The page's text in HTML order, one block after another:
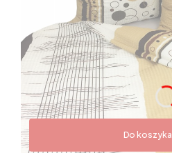
Do koszyka